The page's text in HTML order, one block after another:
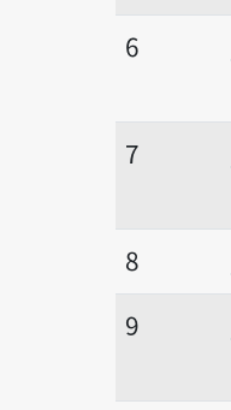
6
7
8
9